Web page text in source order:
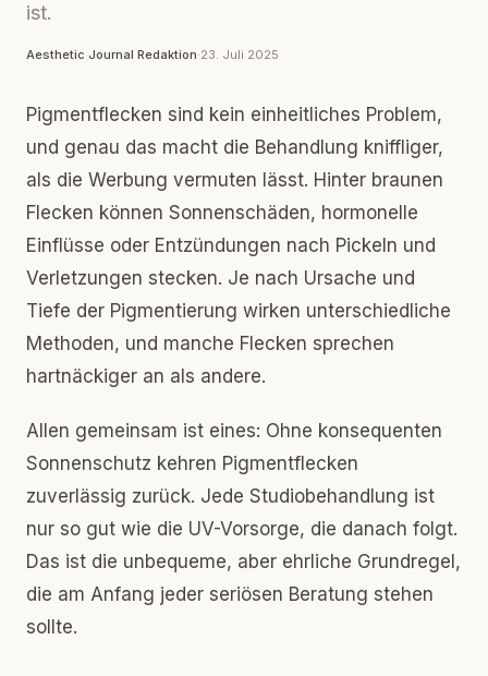
ist.
Aesthetic Journal Redaktion·23. Juli 2025
Pigmentflecken sind kein einheitliches Problem,
und genau das macht die Behandlung kniffliger,
als die Werbung vermuten lässt. Hinter braunen
Flecken können Sonnenschäden, hormonelle
Einflüsse oder Entzündungen nach Pickeln und
Verletzungen stecken. Je nach Ursache und
Tiefe der Pigmentierung wirken unterschiedliche
Methoden, und manche Flecken sprechen
hartnäckiger an als andere.
Allen gemeinsam ist eines: Ohne konsequenten
Sonnenschutz kehren Pigmentflecken
zuverlässig zurück. Jede Studiobehandlung ist
nur so gut wie die UV-Vorsorge, die danach folgt.
Das ist die unbequeme, aber ehrliche Grundregel,
die am Anfang jeder seriösen Beratung stehen
sollte.